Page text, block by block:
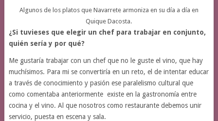
Algunos de los platos que Navarrete armoniza en su día a día en
Quique Dacosta.
¿Si tuvieses que elegir un chef para trabajar en conjunto,
quién sería y por qué?
Me gustaría trabajar con un chef que no le guste el vino, que hay
muchísimos. Para mi se convertiría en un reto, el de intentar educar
a través de conocimiento y pasión ese paralelismo cultural que
como comentaba anteriormente existe en la gastronomía entre
cocina y el vino. Al que nosotros como restaurante debemos unir
servicio, puesta en escena y sala.